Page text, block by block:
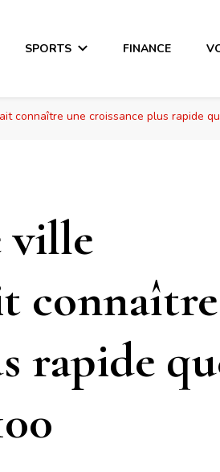
SPORTS FINANCE
connaître une croissance plus rapide
ville
connaître
rapide